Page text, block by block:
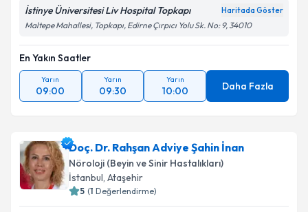
kapsamda işlenmesini kabul ediyorum.
İstinye Üniversitesi Liv Hospital Topkapı Haritada Göster
Maltepe Mahallesi, Topkapı, Edirne Çırpıcı Yolu Sk. No: 9, 34010
En Yakın Saatler
Yarın
09:00
Yarın
09:30
Yarın
10:00 Daha Fazla
Doç. Dr. Rahşan Adviye Şahin İnan
Nöroloji (Beyin ve Sinir Hastalıkları)
İstanbul, Ataşehir
5 (1 Değerlendirme)